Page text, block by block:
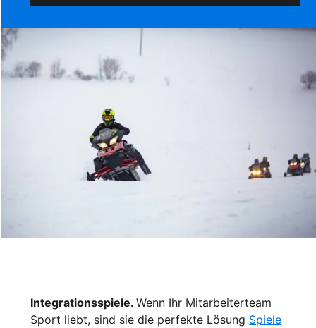
Integrationsspiele.Wenn Ihr Mitarbeiterteam
Sport liebt, sind sie die perfekte Lösung Spiele